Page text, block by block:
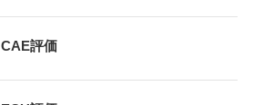
CAE評価